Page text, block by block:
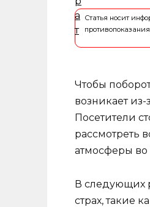
Статья носит
Чтобы
возникает
Посетители
рассмотреть
атмосферы
В следующих
страх, такие